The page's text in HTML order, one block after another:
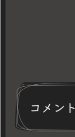
コメント